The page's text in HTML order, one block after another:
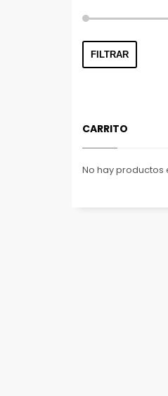
FILTRAR
CARRITO
No hay productos